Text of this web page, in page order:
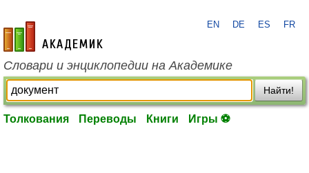
academic.ru
EN DE ES FR
Словари и энциклопедии на Академике
Найти!
Толкования Переводы Книги Игры ⚽